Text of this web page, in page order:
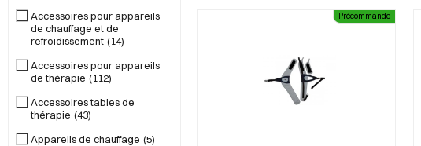
Accessoires pour appareils
de chauffage et de
refroidissement 14
Accessoires pour appareils
de thérapie 112
Accessoires tables de
thérapie 43
Appareils de chauffage 5
Précommande